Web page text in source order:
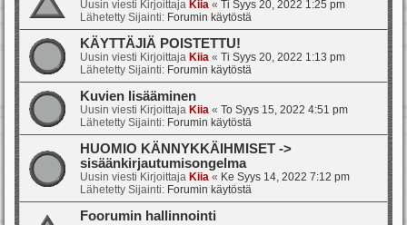
Uusin viesti Kirjoittaja Kiia « Ti Syys 20, 2022 1:25 pm
Lähetetty Sijainti: Forumin käytöstä
KÄYTTÄJIÄ POISTETTU!
Uusin viesti Kirjoittaja Kiia « Ti Syys 20, 2022 1:13 pm
Lähetetty Sijainti: Forumin käytöstä
Kuvien lisääminen
Uusin viesti Kirjoittaja Kiia « To Syys 15, 2022 4:51 pm
Lähetetty Sijainti: Forumin käytöstä
HUOMIO KÄNNYKKÄIHMISET ->
sisäänkirjautumisongelma
Uusin viesti Kirjoittaja Kiia « Ke Syys 14, 2022 7:12 pm
Lähetetty Sijainti: Forumin käytöstä
Foorumin hallinnointi